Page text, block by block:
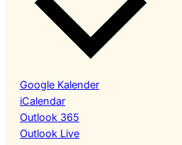
Google Kalender
iCalendar
Outlook 365
Outlook Live